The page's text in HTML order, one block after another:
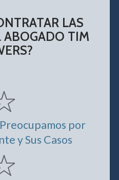
LAS
ABOGADO TIM
por
y Sus Casos